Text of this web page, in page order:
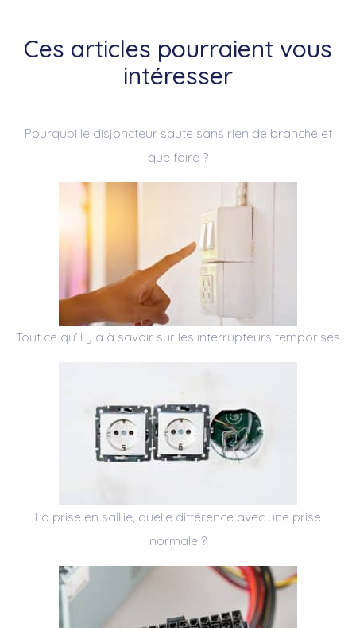
Ces articles pourraient vous
intéresser
Pourquoi le disjoncteur saute sans rien de branché et
que faire ?
Tout ce qu’il y a à savoir sur les interrupteurs temporisés
La prise en saillie, quelle différence avec une prise
normale ?